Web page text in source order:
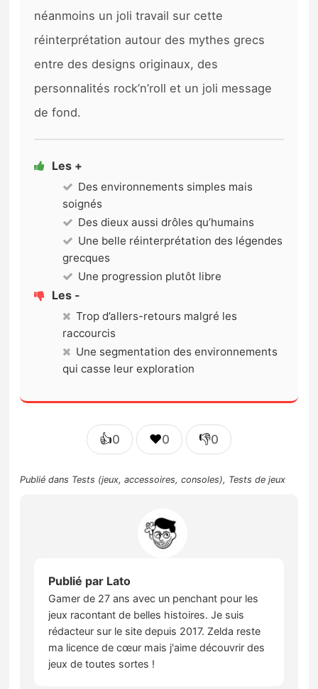
néanmoins un joli travail sur cette
réinterprétation autour des mythes grecs
entre des designs originaux, des
personnalités rock’n’roll et un joli message
de fond.
Les +
Des environnements simples mais
soignés
Des dieux aussi drôles qu’humains
Une belle réinterprétation des légendes
grecques
Une progression plutôt libre
Les -
Trop d’allers-retours malgré les
raccourcis
Une segmentation des environnements
qui casse leur exploration
👍0 ❤️0 👎0
Publié dans Tests (jeux, accessoires, consoles), Tests de jeux
Publié par Lato
Gamer de 27 ans avec un penchant pour les
jeux racontant de belles histoires. Je suis
rédacteur sur le site depuis 2017. Zelda reste
ma licence de cœur mais j'aime découvrir des
jeux de toutes sortes !